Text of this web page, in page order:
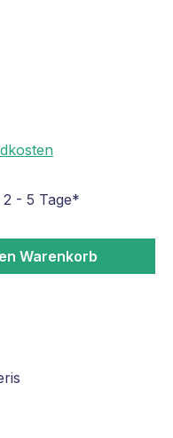
- 5 Tage*
Warenkorb